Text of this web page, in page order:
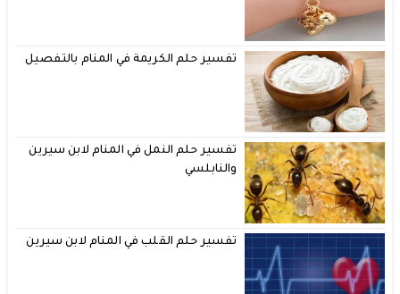
تفسير حلم الكريمة في المنام بالتفصيل
تفسير حلم النمل في المنام لابن سيرين
والنابلسي
تفسير حلم القلب في المنام لابن سيرين